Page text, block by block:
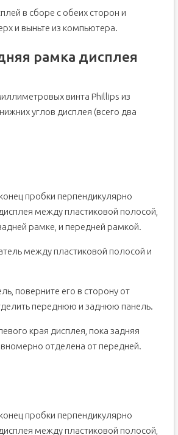
в сборе с обеих сторон и
и выньте из компьютера.
рамка дисплея
винта Phillips из
углов дисплея (всего два
пробки перпендикулярно
между пластиковой полосой,
рамке, и передней рамкой.
между пластиковой полосой и
поверните его в сторону от
переднюю и заднюю панель.
края дисплея, пока задняя
отделена от передней.
пробки перпендикулярно
между пластиковой полосой,